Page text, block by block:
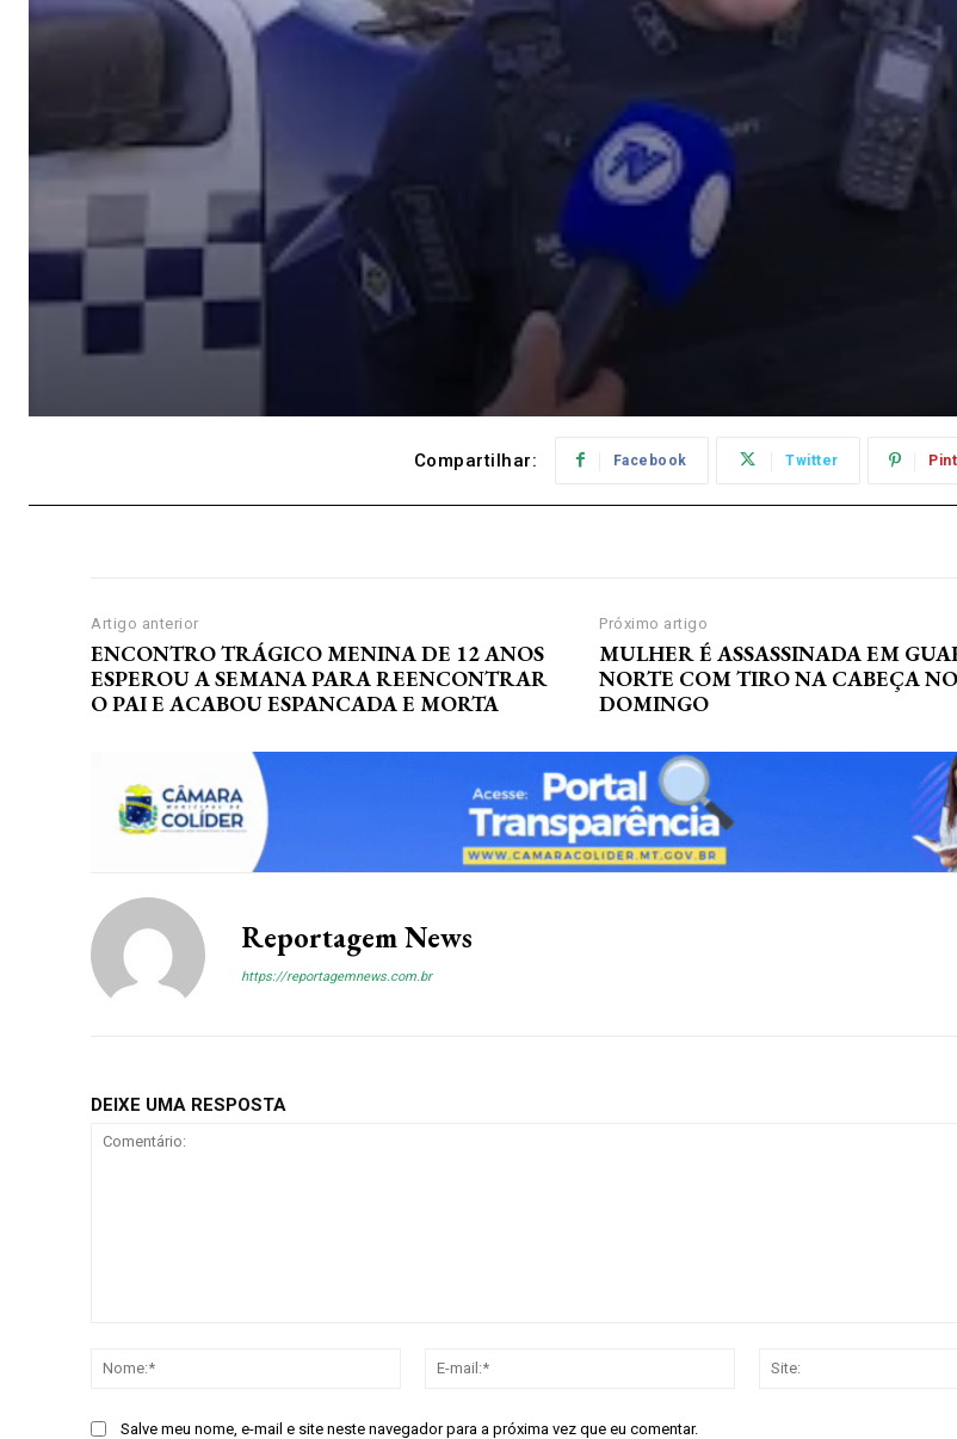
Assine nosso site e tenha
Acesso as notícias publicas
Nóticias exclusivas
Compartilhar: Facebook Twitter
Artigo anterior
ENCONTRO TRÁGICO MENINA DE 12 ANOS
ESPEROU A SEMANA PARA REENCONTRAR
O PAI E ACABOU ESPANCADA E MORTA
Próximo artigo
MULHER É ASSASSINADA EM
NORTE COM TIRO NA CABEÇA
DOMINGO
Reportagem News
https://reportagemnews.com.br
DEIXE UMA RESPOSTA
Nome:*
Salve meu nome, e-mail e site neste navegador para a próxima vez que eu comentar.